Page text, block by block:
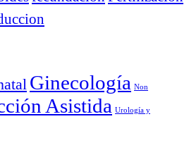
Ginecología Non
Asistida Urología y